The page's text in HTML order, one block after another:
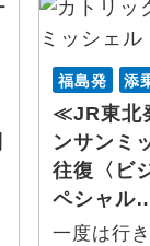
福島発 添
≪JR東北
ンサンミ
往復〈ビ
ペシャル
一度は行